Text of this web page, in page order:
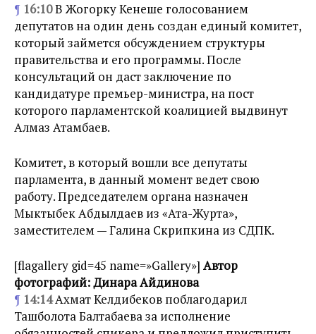
¶ 16:10В Жогорку Кенеше голосованием
депутатов на один день создан единый комитет,
который займется обсуждением структуры
правительства и его программы. После
консультаций он даст заключение по
кандидатуре премьер-министра, на пост
которого парламентской коалицией выдвинут
Алмаз Атамбаев.
Комитет, в который вошли все депутаты
парламента, в данный момент ведет свою
работу. Председателем органа назначен
Мыктыбек Абдылдаев из «Ата-Журта»,
заместителем — Галина Скрипкина из СДПК.
[flagallery gid=45 name=»Gallery»] Автор
фотографий: Динара Айдинова
¶ 14:14Ахмат Келдибеков поблагодарил
Ташболота Балтабаева за исполнение